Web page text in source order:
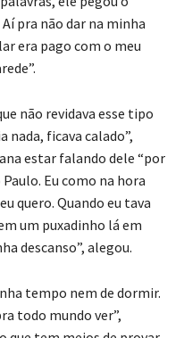
pra não dar na minha
era pago com o meu
não revidava esse tipo
nada, ficava calado”,
estar falando dele “por
Paulo. Eu como na hora
quero. Quando eu tava
um puxadinho lá em
descanso”, alegou.
tempo nem de dormir.
todo mundo ver”,